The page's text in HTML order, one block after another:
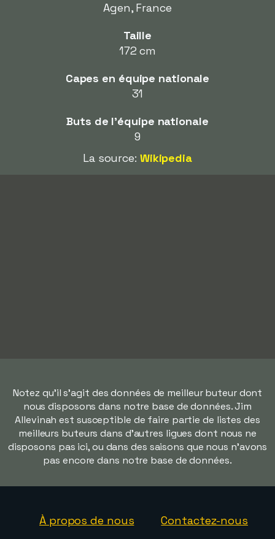
Agen, France
Taille
172 cm
Capes en équipe nationale
31
Buts de l'équipe nationale
9
La source: Wikipedia
Notez qu'il s'agit des données de meilleur buteur dont
nous disposons dans notre base de données. Jim
Allevinah est susceptible de faire partie de listes des
meilleurs buteurs dans d'autres ligues dont nous ne
disposons pas ici, ou dans des saisons que nous n'avons
pas encore dans notre base de données.
À propos de nous Contactez-nous